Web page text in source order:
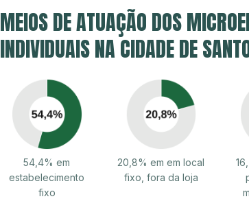
MEIOS DE ATUAÇÃO DOS
INDIVIDUAIS NA CIDADE DE
54,4% em
estabelecimento
fixo
20,8% em em local
fixo, fora da loja